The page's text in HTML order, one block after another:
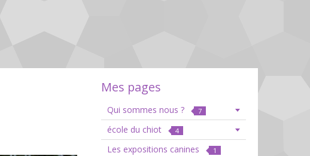
Mes pages
Qui sommes nous ? 7
école du chiot 4
Les expositions canines 1